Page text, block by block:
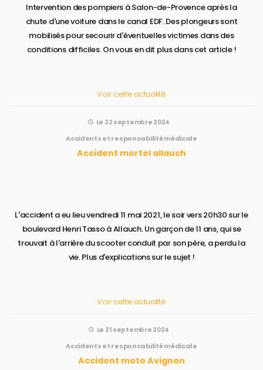
Intervention des pompiers à Salon-de-Provence après la
chute d'une voiture dans le canal EDF. Des plongeurs sont
mobilisés pour secourir d'éventuelles victimes dans des
conditions difficiles. On vous en dit plus dans cet article !
Voir cette actualité
Le 22 septembre 2024
Accidents et responsabilité médicale
Accident mortel allauch
L'accident a eu lieu vendredi 11 mai 2021, le soir vers 20h30 sur le
boulevard Henri Tasso à Allauch. Un garçon de 11 ans, qui se
trouvait à l'arrière du scooter conduit par son père, a perdu la
vie. Plus d'explications sur le sujet !
Voir cette actualité
Le 21 septembre 2024
Accidents et responsabilité médicale
Accident moto Avignon